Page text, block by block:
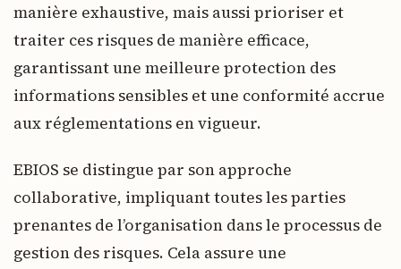
manière exhaustive, mais aussi prioriser et
traiter ces risques de manière efficace,
garantissant une meilleure protection des
informations sensibles et une conformité accrue
aux réglementations en vigueur.
EBIOS se distingue par son approche
collaborative, impliquant toutes les parties
prenantes de l’organisation dans le processus de
gestion des risques. Cela assure une